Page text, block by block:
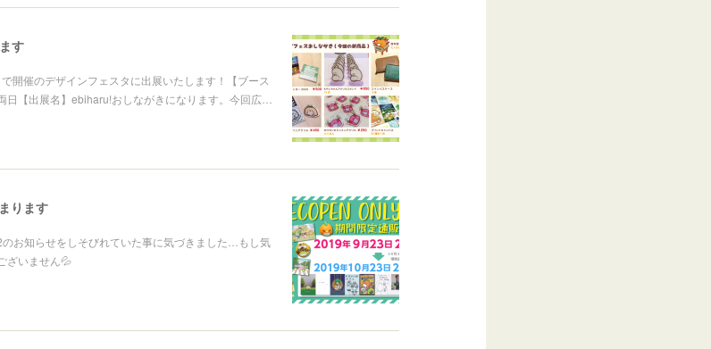
す
開催のデザインフェスタに出展いたします！【ブース
日【出展名】ebiharu!おしながきになります。今回広…
ります
お知らせをしそびれていた事に気づきました…もし気
ざいません💦